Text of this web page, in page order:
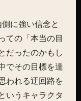
に強い信念と
ての「本当の目
だったのかもし
でその目標を達
われる迂回路を
いうキャラクタ